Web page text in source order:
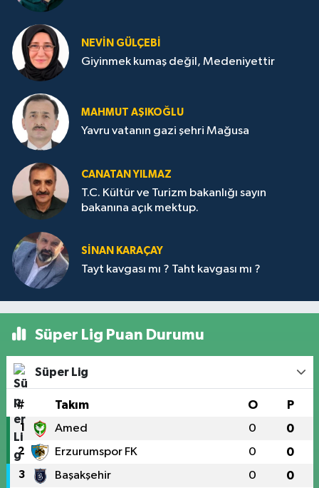
NEVİN GÜLÇEBİ
Giyinmek kumaş değil, Medeniyettir
MAHMUT AŞIKOĞLU
Yavru vatanın gazi şehri Mağusa
CANATAN YILMAZ
T.C. Kültür ve Turizm bakanlığı sayın
bakanına açık mektup.
SİNAN KARAÇAY
Tayt kavgası mı ? Taht kavgası mı ?
Süper Lig Puan Durumu
Süper Lig
# Takım O P
1 Amed 0 0
2 Erzurumspor FK 0 0
3 Başakşehir 0 0